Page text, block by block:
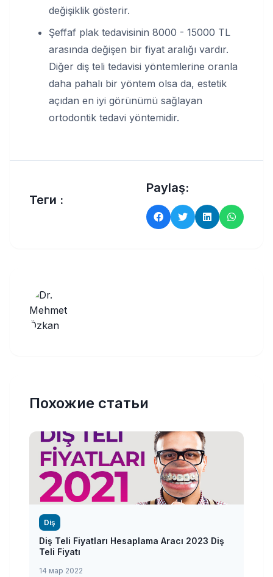
değişiklik gösterir.
Şeffaf plak tedavisinin 8000 - 15000 TL
arasında değişen bir fiyat aralığı vardır.
Diğer diş teli tedavisi yöntemlerine oranla
daha pahalı bir yöntem olsa da, estetik
açıdan en iyi görünümü sağlayan
ortodontik tedavi yöntemidir.
Теги :
Paylaş:
Похожие статьи
Diş
Diş Teli Fiyatları Hesaplama Aracı 2023 Diş
Teli Fiyatı
14 мар 2022